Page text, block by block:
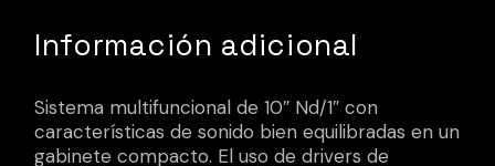
Información adicional
Sistema multifuncional de 10″ Nd/1″ con
características de sonido bien equilibradas en un
gabinete compacto. El uso de drivers de